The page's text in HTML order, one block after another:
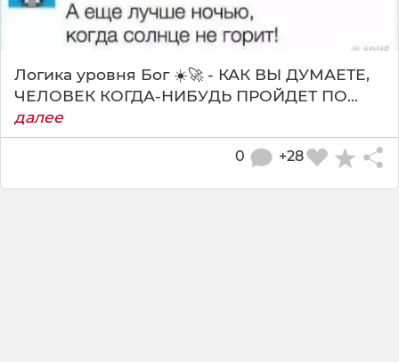
Логика уровня Бог ☀️🚀 - КАК ВЫ ДУМАЕТЕ,
ЧЕЛОВЕК КОГДА-НИБУДЬ ПРОЙДЕТ ПО...
далее
+28
0